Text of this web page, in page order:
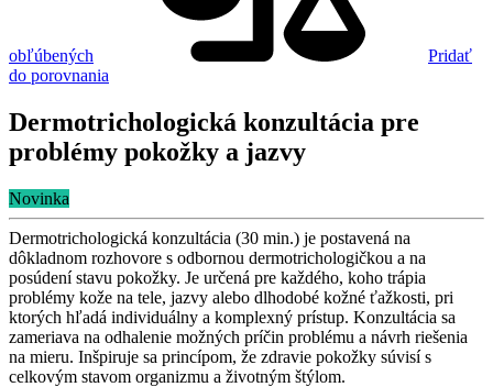
obľúbených
Pridať
do porovnania
Dermotrichologická konzultácia pre
problémy pokožky a jazvy
Novinka
Dermotrichologická konzultácia (30 min.) je postavená na
dôkladnom rozhovore s odbornou dermotrichologičkou a na
posúdení stavu pokožky. Je určená pre každého, koho trápia
problémy kože na tele, jazvy alebo dlhodobé kožné ťažkosti, pri
ktorých hľadá individuálny a komplexný prístup. Konzultácia sa
zameriava na odhalenie možných príčin problému a návrh riešenia
na mieru. Inšpiruje sa princípom, že zdravie pokožky súvisí s
celkovým stavom organizmu a životným štýlom.